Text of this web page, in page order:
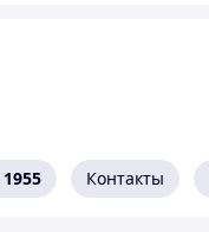
1955 Контакты